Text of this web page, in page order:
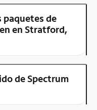
paquetes de
en Stratford,
de Spectrum